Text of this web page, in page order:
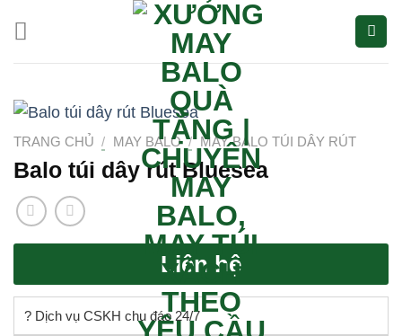
qua
nội
TRANG CHỦ / MAY BALO / MAY BALO TÚI DÂY RÚT
Balo túi dây rút Bluesea
Liên hệ
? Dịch vụ CSKH chu đáo 24/7